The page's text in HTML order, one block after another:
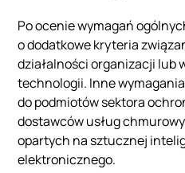
Po ocenie wymagań
o dodatkowe kryteria
działalności organizacji lub
technologii. Inne
do podmiotów sektora
dostawców usług
opartych na sztucznej
elektronicznego.